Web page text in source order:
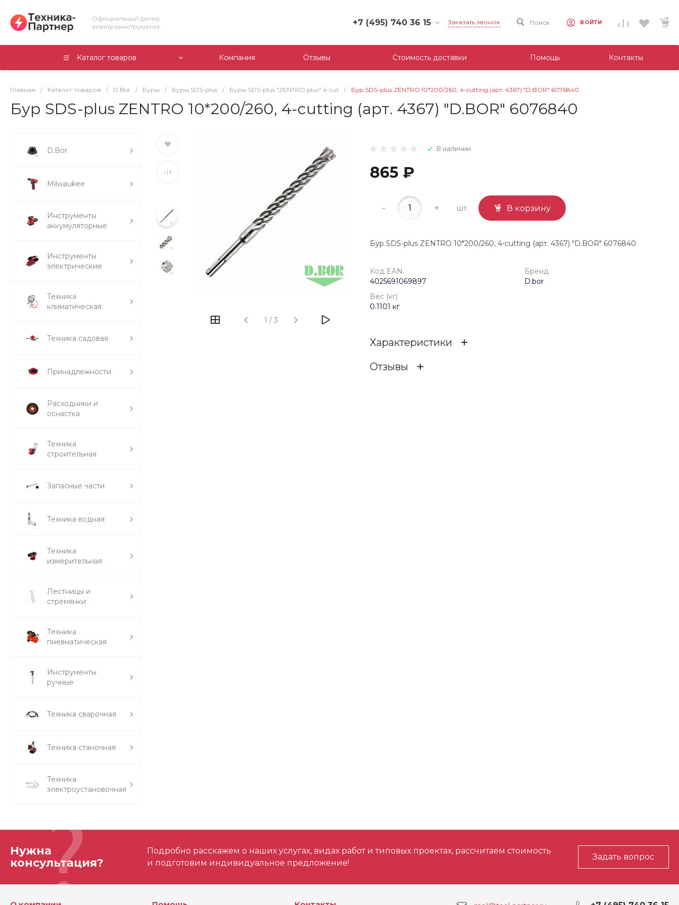
Официальный дилер
электроинструмента
+7 (495) 740 36 15
+7 (495) 740 36 15
г. Москва, Филевский
Заказать звонок Поиск ВОЙТИ
Каталог товаров Компания Отзывы Стоимость доставки Помощь Контакты
Главная / Каталог товаров / D.Bor / Буры / Буры SDS-plus / Буры SDS-plus "ZENTRO plus" 4-cut / Бур SDS-plus ZENTRO 10*200/260, 4-cutting (арт. 4367) "D.BOR" 6076840
Бур SDS-plus ZENTRO 10*200/260, 4-cutting (арт. 4367) "D.BOR" 6076840
D.Bor
Milwaukee
Инструменты
аккумуляторные
Инструменты
электрические
Техника
климатическая
Техника садовая
Принадлежности
Расходники и
оснастка
Техника
строительная
Запасные части
Техника водная
Техника
измерительная
Лестницы и
стремянки
Техника
пневматическая
Инструменты
ручные
Техника сварочная
Техника станочная
Техника
электроустановочная
1 / 3
В наличии
865 ₽
- + шт. В корзину
Бур SDS-plus ZENTRO 10*200/260, 4-cutting (арт. 4367) "D.BOR" 6076840
Код EAN
4025691069897
Бренд
D.bor
Вес (кг)
0.1101 кг
Характеристики
Отзывы
Нужна
консультация?
Подробно расскажем о наших услугах, видах работ и типовых проектах, рассчитаем стоимость
и подготовим индивидуальное предложение!
Задать вопрос